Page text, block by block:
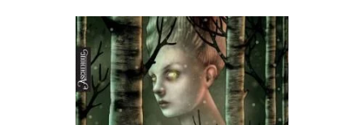
Yesteryear
Elizabeth Strout
Hitster
Hypopressiv trening